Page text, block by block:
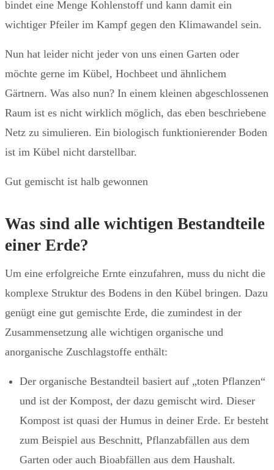
bindet eine Menge Kohlenstoff und kann damit ein
wichtiger Pfeiler im Kampf gegen den Klimawandel sein.
Nun hat leider nicht jeder von uns einen Garten oder
möchte gerne im Kübel, Hochbeet und ähnlichem
Gärtnern. Was also nun? In einem kleinen abgeschlossenen
Raum ist es nicht wirklich möglich, das eben beschriebene
Netz zu simulieren. Ein biologisch funktionierender Boden
ist im Kübel nicht darstellbar.
Gut gemischt ist halb gewonnen
Was sind alle wichtigen Bestandteile
einer Erde?
Um eine erfolgreiche Ernte einzufahren, muss du nicht die
komplexe Struktur des Bodens in den Kübel bringen. Dazu
genügt eine gut gemischte Erde, die zumindest in der
Zusammensetzung alle wichtigen organische und
anorganische Zuschlagstoffe enthält:
Der organische Bestandteil basiert auf „toten Pflanzen“
und ist der Kompost, der dazu gemischt wird. Dieser
Kompost ist quasi der Humus in deiner Erde. Er besteht
zum Beispiel aus Beschnitt, Pflanzabfällen aus dem
Garten oder auch Bioabfällen aus dem Haushalt.